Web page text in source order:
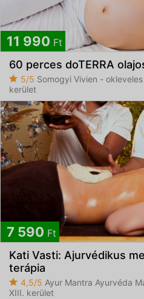
11 990 Ft
60 perces doTERRA
5/5 Somogyi Vivien -
kerület
7 590 Ft
Kati Vasti: Ajurvédikus
terápia
4,5/5 Ayur Mantra Ayurvéda
XIII. kerület